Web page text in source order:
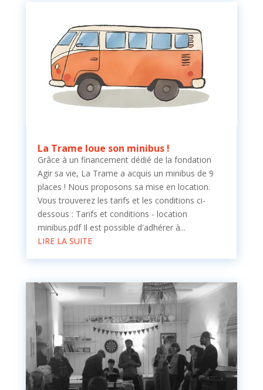
La Trame loue son minibus !
Grâce à un financement dédié de la fondation
Agir sa vie, La Trame a acquis un minibus de 9
places ! Nous proposons sa mise en location.
Vous trouverez les tarifs et les conditions ci-
dessous : Tarifs et conditions - location
minibus.pdf Il est possible d'adhérer à...
LIRE LA SUITE